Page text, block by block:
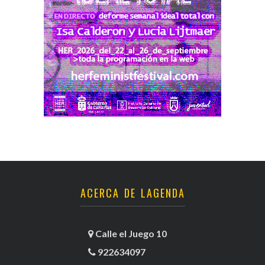
ACERCA DE LAGENDA
Calle el Juego 10
922634097